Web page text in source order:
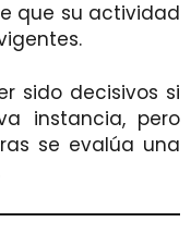
que su actividad
sido decisivos si
instancia, pero
se evalúa una